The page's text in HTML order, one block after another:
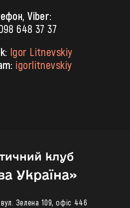
Viber:
648 37 37
Igor Litnevskiy
igorlitnevskiy
клуб
Україна»
Зелена 109, офіс 446